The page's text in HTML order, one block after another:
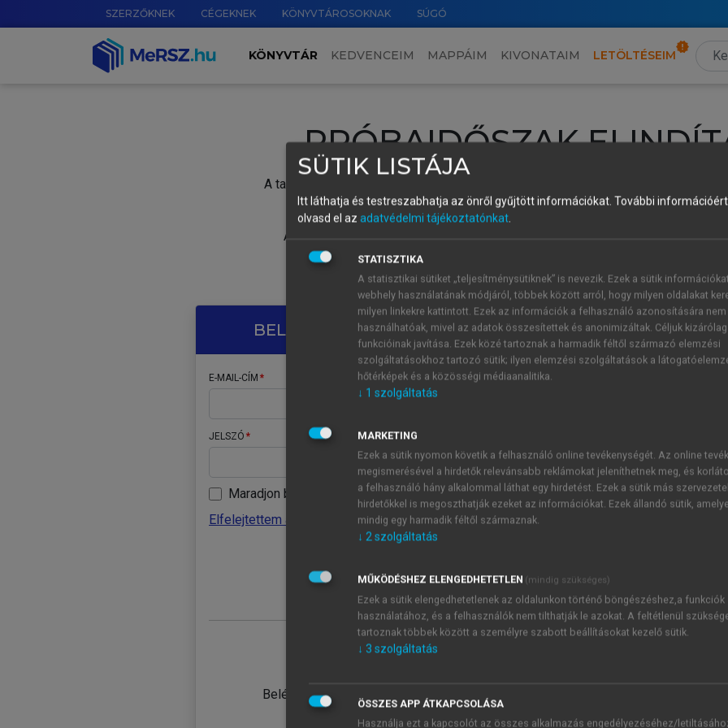
SZERZŐKNEK CÉGEKNEK KÖNYVTÁROSOKNAK SÚGÓ
KÖNYVTÁR KEDVENCEIM MAPPÁIM KIVONATAIM LETÖLTÉSEIM
PRÓBAIDŐSZAK
A tartalom megtekintéséhez lépj be a saját fiókoddal, iskolai azonosítóddal vagy
Új felhasználóként1 óra díjmentes hozzáférésrevagy
A próbaidőszak elindításához,
vagy hozz
A regisztráció után a
BELÉPÉS SAJÁT FIÓKKAL
E-MAIL-CÍM
JELSZÓ
Maradjon belépve
Elfelejtettem a jelszavamat
Belépés intézményi azonosítóval
ÚJ FIÓK
1 óra
JELSZÓ
Kérek értesítést a MeRSZ
Kérek értesítést az
SÜTIK LISTÁJA
Itt láthatja és testreszabhatja az önről gyűjtött információkat. További
olvasd el az adatvédelmi tájékoztatónkat.
STATISZTIKA
A statisztikai sütiket „teljesítménysütiknek” is nevezik. Ezek a sütik
webhely használatának módjáról, többek között arról, hogy milyen oldalakat
milyen linkekre kattintott. Ezek az információk a felhasználó azonosítására nem
használhatóak, mivel az adatok összesítettek és anonimizáltak. Céljuk
funkcióinak javítása. Ezek közé tartoznak a harmadik féltől származó elemzési
szolgáltatásokhoz tartozó sütik; ilyen elemzési szolgáltatások a
hőtérképek és a közösségi médiaanalitika.
↓ 1 szolgáltatás
MARKETING
Ezek a sütik nyomon követik a felhasználó online tevékenységét. Az online
megismerésével a hirdetők relevánsabb reklámokat jeleníthetnek meg, és
a felhasználó hány alkalommal láthat egy hirdetést. Ezek a sütik más
hirdetőkkel is megoszthatják ezeket az információkat. Ezek állandó sütik,
mindig egy harmadik féltől származnak.
↓ 2szolgáltatás
MŰKÖDÉSHEZ ELENGEDHETETLEN (mindig szükséges)
Ezek a sütik elengedhetetlenek az oldalunkon történő böngészéshez,a funkciók
használatához, és a felhasználók nem tilthatják le azokat. A feltétlenül
tartoznak többek között a személyre szabott beállításokat kezelő sütik.
↓ 3 szolgáltatás
ÖSSZES APP ÁTKAPCSOLÁSA
Használja ezt a kapcsolót az összes alkalmazás engedélyezéséhez/